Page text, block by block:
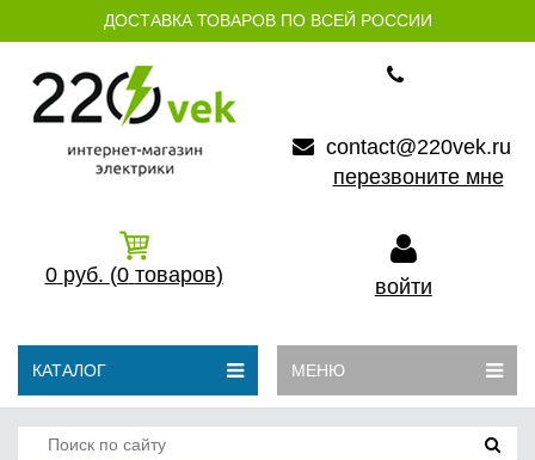
ДОСТАВКА ТОВАРОВ ПО ВСЕЙ РОССИИ
contact@220vek.ru
перезвоните мне
0 руб. (0 товаров) войти
КАТАЛОГ МЕНЮ